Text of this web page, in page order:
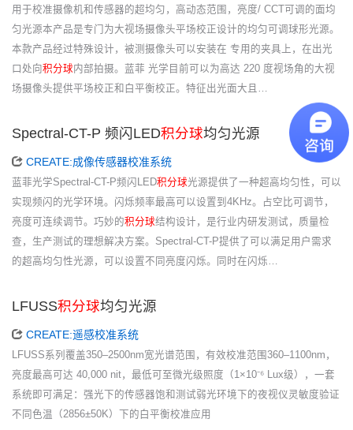
用于校准摄像机和传感器的超均匀，高动态范围，亮度/ CCT可调的面均
匀光源本产品是专门为大视场摄像头平场校正设计的均匀可调球形光源。
本款产品经过特殊设计，被测摄像头可以安装在 专用的夹具上，在出光
口处向积分球 内部拍摄。蓝菲 光学目前可以为高达 220 度视场角的大视
场摄像头提供平场校正和白平衡校正。特征出光面大且…
Spectral-CT-P 频闪LED积分球均匀光源
CREATE:成像传感器校准系统
蓝菲光学Spectral-CT-P频闪LED积分球光源提供了一种超高均匀性，可以
实现频闪的光学环境。闪烁频率最高可以设置到4KHz。占空比可调节，
亮度可连续调节。巧妙的积分球结构设计，是行业内研发测试，质量检
查，生产测试的理想解决方案。Spectral-CT-P提供了可以满足用户需求
的超高均匀性光源，可以设置不同亮度闪烁。同时在闪烁…
LFUSS积分球均匀光源
CREATE:遥感校准系统
LFUSS系列覆盖350–2500nm宽光谱范围，有效校准范围360–1100nm，
亮度最高可达 40,000 nit，最低可至微光级照度（1×10⁻⁶ Lux级），一套
系统即可满足：强光下的传感器饱和测试弱光环境下的夜视仪灵敏度验证
不同色温（2856±50K）下的白平衡校准应用